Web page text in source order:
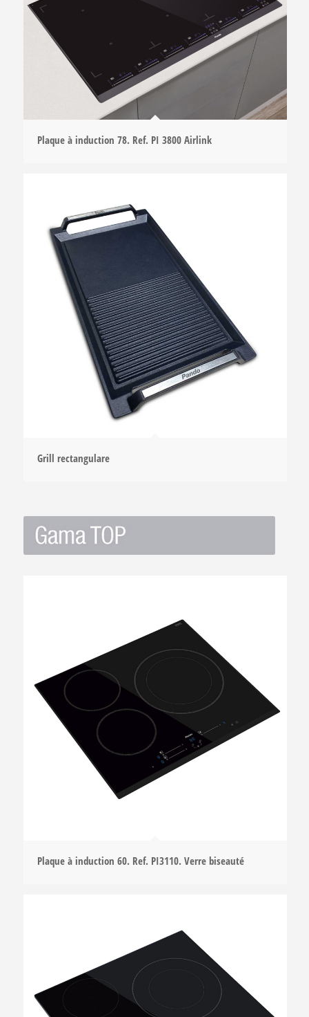
Plaque à induction 78. Ref. PI 3800 Airlink
Grill rectangulare
Plaque à induction 60. Ref. PI3110. Verre biseauté